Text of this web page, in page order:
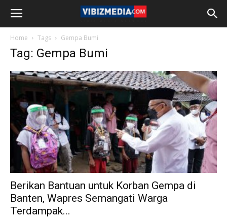
Home Tags Gempa Bumi
Tag: Gempa Bumi
Berikan Bantuan untuk Korban Gempa di
Banten, Wapres Semangati Warga
Terdampak...